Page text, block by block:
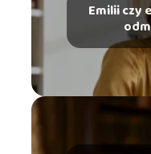
Emilii czy